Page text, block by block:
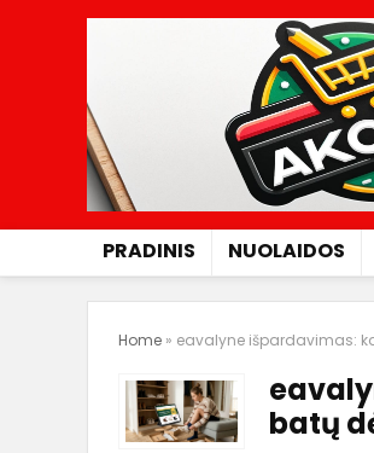
PRADINIS NUOLAIDOS
Home » eavalyne išpardavimas:
batų